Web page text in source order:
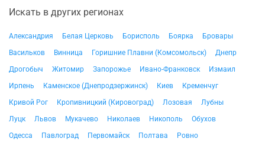
Искать в других регионах
Александрия Белая Церковь Борисполь Боярка
Бровары
Васильков
Винница Горишние Плавни (Комсомольск)
Днепр
Дрогобыч
Житомир Запорожье Ивано-Франковск
Измаил
Ирпень
Каменское (Днепродзержинск) Киев
Кременчуг
Кривой Рог
Кропивницкий (Кировоград) Лозовая
Лубны
Луцк
Львов Мукачево Николаев Никополь
Обухов
Одесса
Павлоград Первомайск Полтава
Ровно